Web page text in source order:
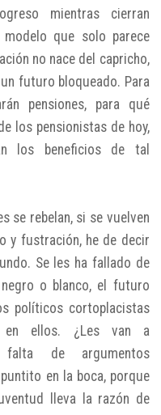
mientras cierran
que solo parece
no nace del capricho,
futuro bloqueado. Para
pensiones, para qué
los pensionistas de hoy,
los beneficios de tal
se rebelan, si se vuelven
y fustración, he de decir
Se les ha fallado de
o blanco, el futuro
políticos cortoplacistas
en ellos. ¿Les van a
falta de argumentos
en la boca, porque
lleva la razón de